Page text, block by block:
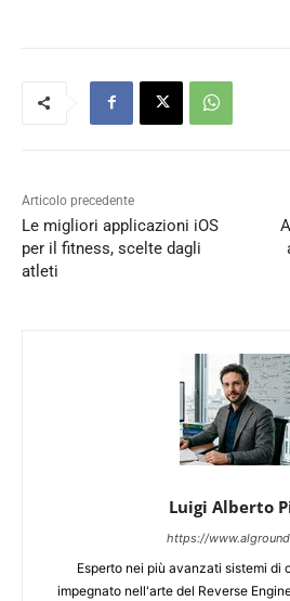
Articolo precedente
Le migliori applicazioni iOS
per il fitness, scelte dagli
atleti
Luigi Alberto
https://
Esperto nei più avanzati sistemi di
impegnato nell'arte del Reverse